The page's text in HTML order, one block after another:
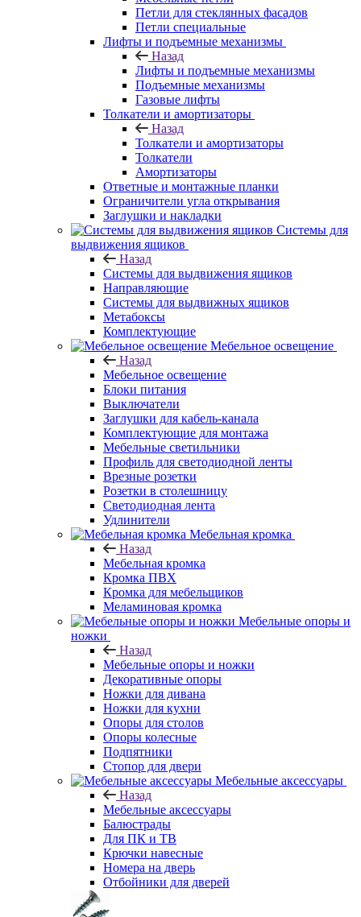
Петли для стеклянных фасадов
Петли специальные
Лифты и подъемные механизмы
Назад
Лифты и подъемные механизмы
Подъемные механизмы
Газовые лифты
Толкатели и амортизаторы
Назад
Толкатели и амортизаторы
Толкатели
Амортизаторы
Ответные и монтажные планки
Ограничители угла открывания
Заглушки и накладки
Системы для
выдвижения ящиков
Назад
Системы для выдвижения ящиков
Направляющие
Системы для выдвижных ящиков
Метабоксы
Комплектующие
Мебельное освещение
Назад
Мебельное освещение
Блоки питания
Выключатели
Заглушки для кабель-канала
Комплектующие для монтажа
Мебельные светильники
Профиль для светодиодной ленты
Врезные розетки
Розетки в столешницу
Светодиодная лента
Удлинители
Мебельная кромка
Назад
Мебельная кромка
Кромка ПВХ
Кромка для мебельщиков
Меламиновая кромка
Мебельные опоры и
ножки
Назад
Мебельные опоры и ножки
Декоративные опоры
Ножки для дивана
Ножки для кухни
Опоры для столов
Опоры колесные
Подпятники
Стопор для двери
Мебельные аксессуары
Назад
Мебельные аксессуары
Балюстрады
Для ПК и ТВ
Крючки навесные
Номера на дверь
Отбойники для дверей